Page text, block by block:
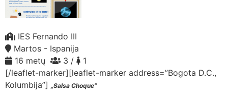
IES Fernando III
Martos - Ispanija
16 metų
3 /
1
[/leaflet-marker][leaflet-marker address=”Bogota D.C.,
Kolumbija”] „Salsa Choque“